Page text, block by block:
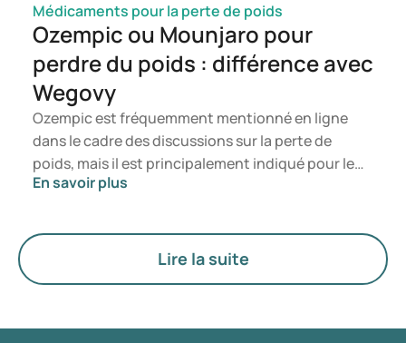
Médicaments pour la perte de poids
Ozempic ou Mounjaro pour
perdre du poids : différence avec
Wegovy
Ozempic est fréquemment mentionné en ligne
dans le cadre des discussions sur la perte de
poids, mais il est principalement indiqué pour le
traitement du diabète de type 2. Si vous
à la gestion du poids, des médicaments tels que
Mounjaro et Wegovy sont généralement
privilégiés. Le choix du traitement le plus
En savoir plus
Lire la suite